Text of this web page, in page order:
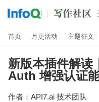
首页 月更活动 主题征文
新版本插件解读
Auth 增强认证
作者： API7.ai 技术团队